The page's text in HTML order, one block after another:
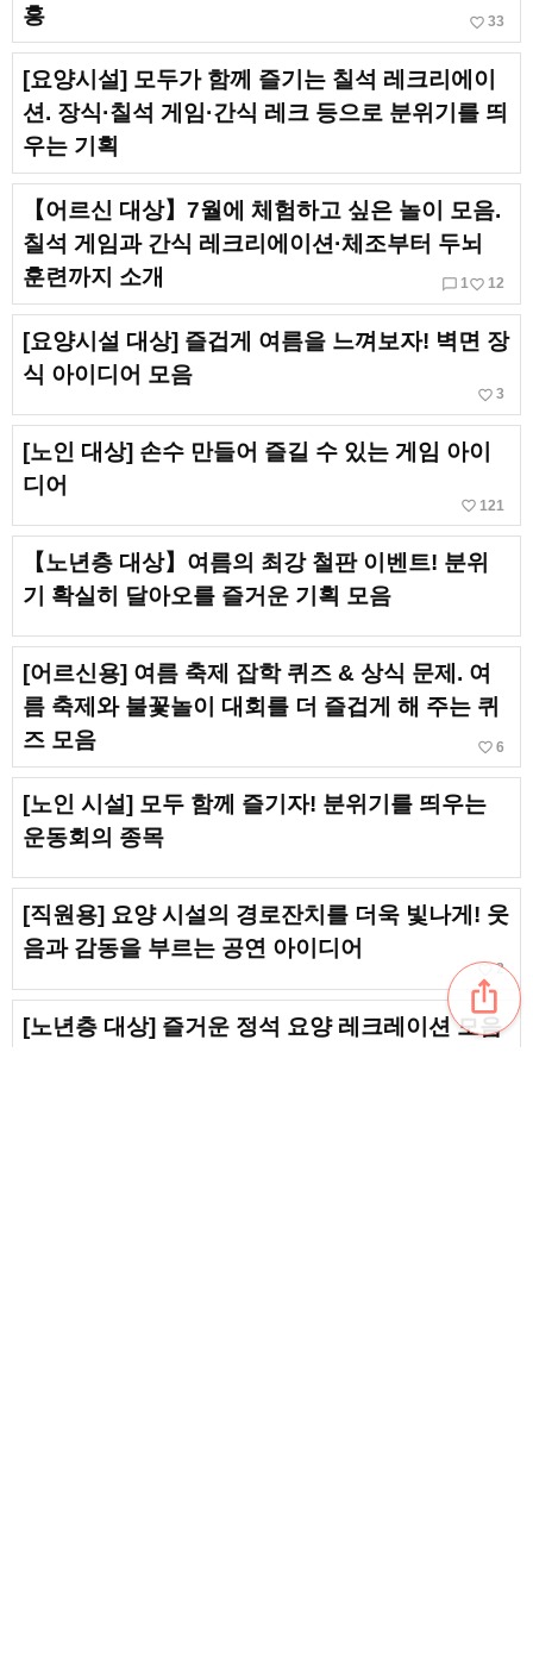
흥
favorite_border 33
[요양시설] 모두가 함께 즐기는 칠석 레크리에이
션. 장식·칠석 게임·간식 레크 등으로 분위기를 띄
우는 기획
【어르신 대상】7월에 체험하고 싶은 놀이 모음.
칠석 게임과 간식 레크리에이션·체조부터 두뇌
훈련까지 소개
chat_bubble_outline 1 favorite_border 12
[요양시설 대상] 즐겁게 여름을 느껴보자! 벽면 장
식 아이디어 모음
favorite_border 3
[노인 대상] 손수 만들어 즐길 수 있는 게임 아이
디어
favorite_border 121
【노년층 대상】여름의 최강 철판 이벤트! 분위
기 확실히 달아오를 즐거운 기획 모음
[어르신용] 여름 축제 잡학 퀴즈 & 상식 문제. 여
름 축제와 불꽃놀이 대회를 더 즐겁게 해 주는 퀴
즈 모음
favorite_border 6
[노인 시설] 모두 함께 즐기자! 분위기를 띄우는
운동회의 종목
[직원용] 요양 시설의 경로잔치를 더욱 빛나게! 웃
음과 감동을 부르는 공연 아이디어
favorite_border2
[노년층 대상] 즐거운 정석 요양 레크레이션 모음
ios_share